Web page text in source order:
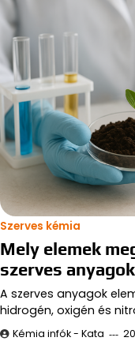
Szerves kémia
Mely elemek
szerves
A szerves anyagok
hidrogén, oxigén és
Kémia infók - Kata